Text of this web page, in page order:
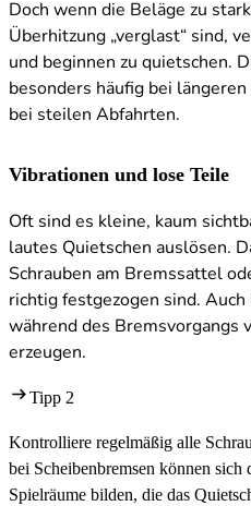
Doch wenn die Beläge zu
Überhitzung „verglast“ sind,
und beginnen zu quietschen.
besonders häufig bei
bei steilen Abfahrten.
Vibrationen und lose Teile
Oft sind es kleine, kaum
lautes Quietschen auslösen.
Schrauben am Bremssattel
richtig festgezogen sind.
während des Bremsvorgangs
erzeugen.
Tipp 2
Kontrolliere regelmäßig alle
bei Scheibenbremsen können
Spielräume bilden, die das